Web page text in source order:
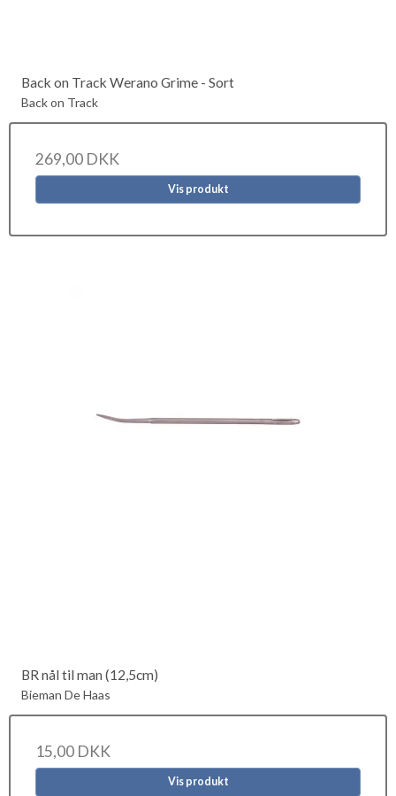
Back on Track Werano Grime - Sort
Back on Track
269,00 DKK
Vis produkt
BR nål til man (12,5cm)
Bieman De Haas
15,00 DKK
Vis produkt